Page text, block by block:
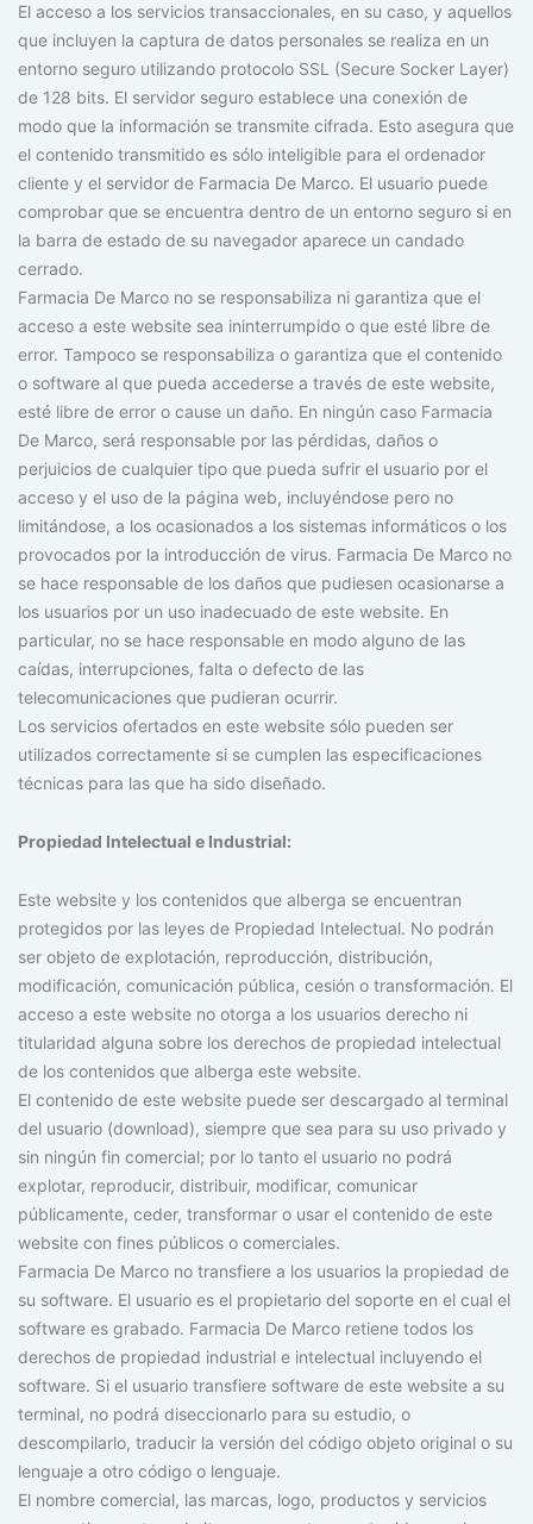
El acceso a los servicios transaccionales, en su caso, y aquellos
que incluyen la captura de datos personales se realiza en un
entorno seguro utilizando protocolo SSL (Secure Socker Layer)
de 128 bits. El servidor seguro establece una conexión de
modo que la información se transmite cifrada. Esto asegura que
el contenido transmitido es sólo inteligible para el ordenador
cliente y el servidor de Farmacia De Marco. El usuario puede
comprobar que se encuentra dentro de un entorno seguro si en
la barra de estado de su navegador aparece un candado
cerrado.
Farmacia De Marco no se responsabiliza ni garantiza que el
acceso a este website sea ininterrumpido o que esté libre de
error. Tampoco se responsabiliza o garantiza que el contenido
o software al que pueda accederse a través de este website,
esté libre de error o cause un daño. En ningún caso Farmacia
De Marco, será responsable por las pérdidas, daños o
perjuicios de cualquier tipo que pueda sufrir el usuario por el
acceso y el uso de la página web, incluyéndose pero no
limitándose, a los ocasionados a los sistemas informáticos o los
provocados por la introducción de virus. Farmacia De Marco no
se hace responsable de los daños que pudiesen ocasionarse a
los usuarios por un uso inadecuado de este website. En
particular, no se hace responsable en modo alguno de las
caídas, interrupciones, falta o defecto de las
telecomunicaciones que pudieran ocurrir.
Los servicios ofertados en este website sólo pueden ser
utilizados correctamente si se cumplen las especificaciones
técnicas para las que ha sido diseñado.
Propiedad Intelectual e Industrial:
Este website y los contenidos que alberga se encuentran
protegidos por las leyes de Propiedad Intelectual. No podrán
ser objeto de explotación, reproducción, distribución,
modificación, comunicación pública, cesión o transformación. El
acceso a este website no otorga a los usuarios derecho ni
titularidad alguna sobre los derechos de propiedad intelectual
de los contenidos que alberga este website.
El contenido de este website puede ser descargado al terminal
del usuario (download), siempre que sea para su uso privado y
sin ningún fin comercial; por lo tanto el usuario no podrá
explotar, reproducir, distribuir, modificar, comunicar
públicamente, ceder, transformar o usar el contenido de este
website con fines públicos o comerciales.
Farmacia De Marco no transfiere a los usuarios la propiedad de
su software. El usuario es el propietario del soporte en el cual el
software es grabado. Farmacia De Marco retiene todos los
derechos de propiedad industrial e intelectual incluyendo el
software. Si el usuario transfiere software de este website a su
terminal, no podrá diseccionarlo para su estudio, o
descompilarlo, traducir la versión del código objeto original o su
lenguaje a otro código o lenguaje.
El nombre comercial, las marcas, logo, productos y servicios